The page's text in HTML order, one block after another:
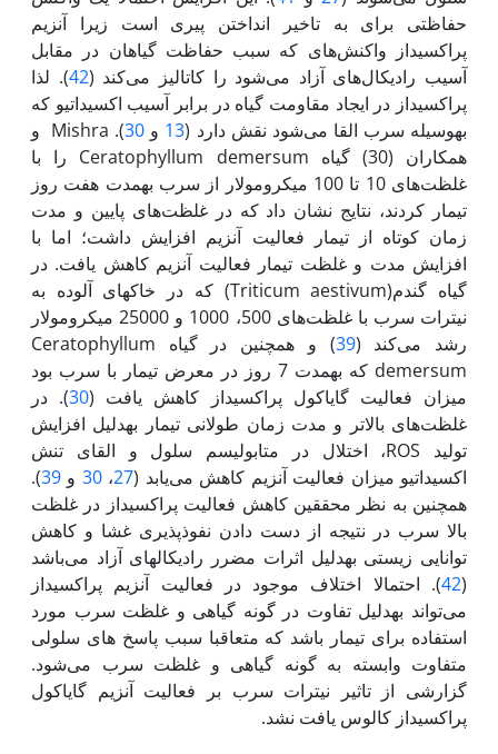
حفاظتی برای به تاخیر انداختن پیری است زیرا آنزیم‌
پراکسیداز واکنش‌های که سبب حفاظت گیاهان در مقابل
آسیب رادیکال‌های آزاد می‌شود را کاتالیز می‌کند (42). لذا
پراکسیداز در ایجاد مقاومت گیاه در برابر آسیب اکسیداتیو که
به‏وسیله سرب القا می‌شود نقش دارد (13 و 30
). Mishra و
همکاران (30) گیاه Ceratophyllum demersum را با
غلظت‌های 10 تا 100 میکرومولار از سرب به‏مدت هفت روز
تیمار کردند، نتایج نشان داد که در غلظت‌های پایین و مدت
زمان کوتاه از تیمار فعالیت آنزیم افزایش داشت؛ اما با
افزایش مدت و غلظت تیمار فعالیت آنزیم کاهش یافت. در
گیاه گندم(Triticum aestivum) که در خاک‏های آلوده به
نیترات سرب با غلظت‌های 500، 1000 و 25000 میکرومولار
رشد می‌کند (39
) و همچنین در گیاه Ceratophyllum
demersum که به‏مدت 7 روز در معرض تیمار با سرب بود
میزان فعالیت گایاکول پراکسیداز کاهش یافت (30). در
غلظت‌های بالاتر و مدت زمان طولانی تیمار به‏دلیل افزایش
تولید ROS‌، اختلال در متابولیسم سلول و القای تنش
اکسیداتیو میزان فعالیت آنزیم کاهش می‌یابد (27،30 و 39
).
همچنین به نظر محققین کاهش فعالیت پراکسیداز در غلظت
بالا سرب در نتیجه از دست دادن نفوذ‌پذیری غشا و کاهش
توانایی زیستی به‏دلیل اثرات مضرر رادیکال‏های آزاد می‌باشد
(
42). احتمالا اختلاف موجود در فعالیت آنزیم پراکسیداز
می‌تواند به‏دلیل تفاوت در گونه گیاهی و غلظت سرب مورد
استفاده برای تیمار باشد که متعاقبا سبب پاسخ های سلولی
متفاوت وابسته به گونه گیاهی و غلظت سرب می‌شود.
گزارشی از تاثیر نیترات سرب بر فعالیت آنزیم گایاکول
پراکسیداز کالوس یافت نشد.